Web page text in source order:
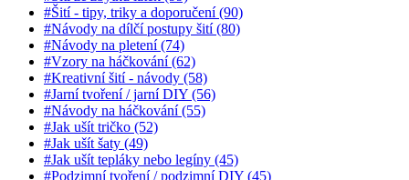
#Šití - tipy, triky a doporučení (90)
#Návody na dílčí postupy šití (80)
#Návody na pletení (74)
#Vzory na háčkování (62)
#Kreativní šití - návody (58)
#Jarní tvoření / jarní DIY (56)
#Návody na háčkování (55)
#Jak ušít tričko (52)
#Jak ušít šaty (49)
#Jak ušít tepláky nebo legíny (45)
#Podzimní tvoření / podzimní DIY (45)